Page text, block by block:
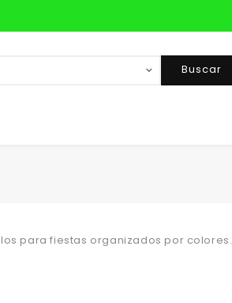
Buscar
para fiestas organizados por colores.